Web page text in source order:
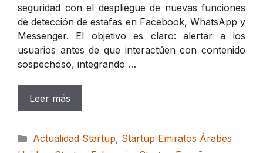
seguridad con el despliegue de nuevas funciones
de detección de estafas en Facebook, WhatsApp y
Messenger. El objetivo es claro: alertar a los
usuarios antes de que interactúen con contenido
sospechoso, integrando …
Leer más
Categorías
Actualidad Startup, Startup Emiratos Árabes